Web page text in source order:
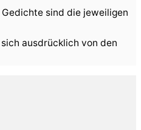
sind die jeweiligen
ausdrücklich von den